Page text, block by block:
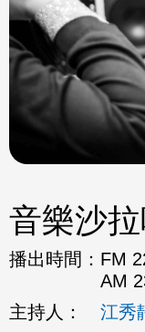
音樂沙
播出時間： FM
AM
主持人：
江秀